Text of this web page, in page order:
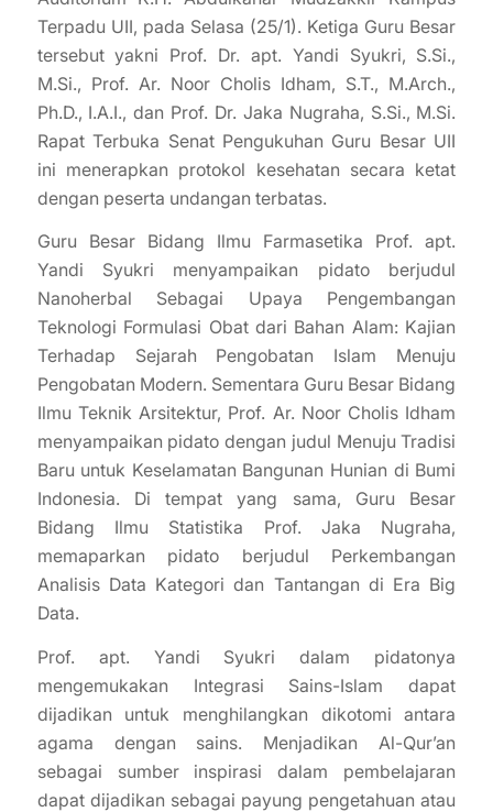
Terpadu UII, pada Selasa (25/1). Ketiga Guru Besar
tersebut yakni Prof. Dr. apt. Yandi Syukri, S.Si.,
M.Si., Prof. Ar. Noor Cholis Idham, S.T., M.Arch.,
Ph.D., I.A.I., dan Prof. Dr. Jaka Nugraha, S.Si., M.Si.
Rapat Terbuka Senat Pengukuhan Guru Besar UII
ini menerapkan protokol kesehatan secara ketat
dengan peserta undangan terbatas.
Guru Besar Bidang Ilmu Farmasetika Prof. apt.
Yandi Syukri menyampaikan pidato berjudul
Nanoherbal Sebagai Upaya Pengembangan
Teknologi Formulasi Obat dari Bahan Alam: Kajian
Terhadap Sejarah Pengobatan Islam Menuju
Pengobatan Modern. Sementara Guru Besar Bidang
Ilmu Teknik Arsitektur, Prof. Ar. Noor Cholis Idham
menyampaikan pidato dengan judul Menuju Tradisi
Baru untuk Keselamatan Bangunan Hunian di Bumi
Indonesia. Di tempat yang sama, Guru Besar
Bidang Ilmu Statistika Prof. Jaka Nugraha,
memaparkan pidato berjudul Perkembangan
Analisis Data Kategori dan Tantangan di Era Big
Data.
Prof. apt. Yandi Syukri dalam pidatonya
mengemukakan Integrasi Sains-Islam dapat
dijadikan untuk menghilangkan dikotomi antara
agama dengan sains. Menjadikan Al-Qur’an
sebagai sumber inspirasi dalam pembelajaran
dapat dijadikan sebagai payung pengetahuan atau